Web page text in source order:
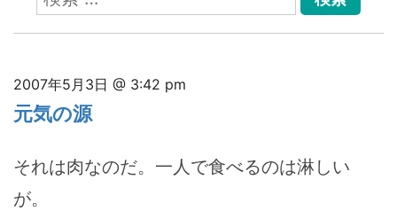
索:
2007年5月3日 @ 3:42 pm
元気の源
それは肉なのだ。一人で食べるのは淋しい
が。